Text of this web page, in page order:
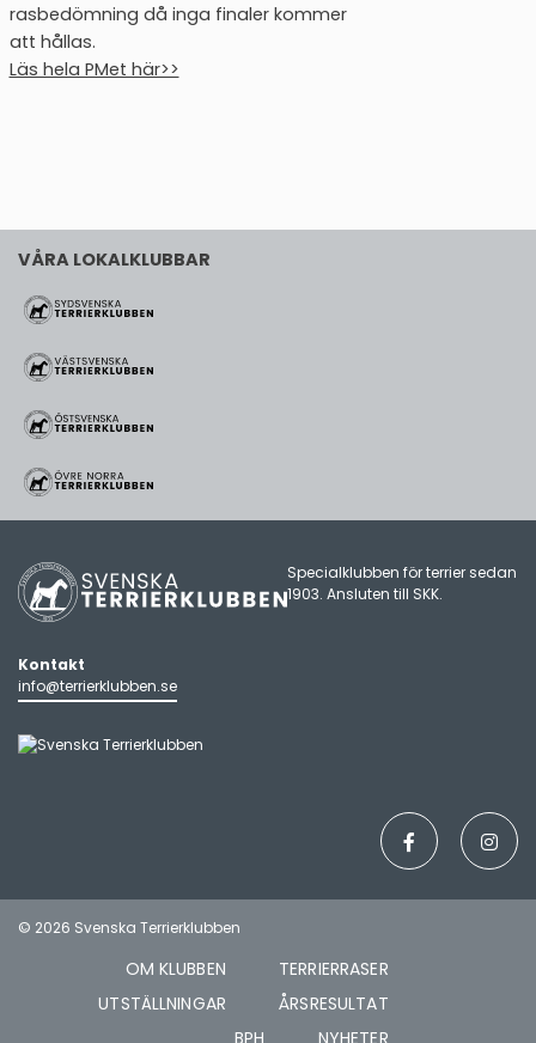
rasbedömning då inga finaler kommer
att hållas.
Läs hela PMet här>>
VÅRA LOKALKLUBBAR
Specialklubben för terrier sedan
1903. Ansluten till SKK.
Kontakt
info@terrierklubben.se
© 2026 Svenska Terrierklubben
OM KLUBBEN
TERRIERRASER
UTSTÄLLNINGAR
ÅRSRESULTAT